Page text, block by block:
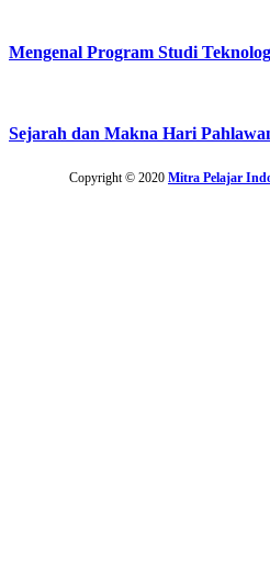
Mengenal Program Studi
Sejarah dan Makna Hari
Copyright © 2020 Mitra Pelajar